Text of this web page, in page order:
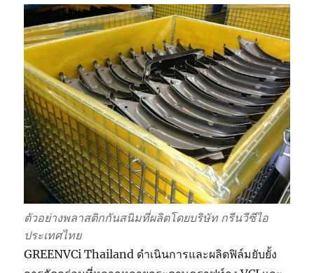
ตัวอย่างพลาสติกกันสนิมที่ผลิตโดยบริษัท กรีนวีซีไอ
ประเทศไทย
GREENVCi Thailand ดำเนินการและผลิตฟิล์มยับยั้ง